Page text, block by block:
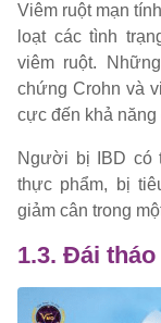
Viêm ruột mạn
loạt các tình
viêm ruột.
chứng Crohn và
cực đến khả
Người bị IBD có
thực phẩm, bị
giảm cân trong
1.3. Đái